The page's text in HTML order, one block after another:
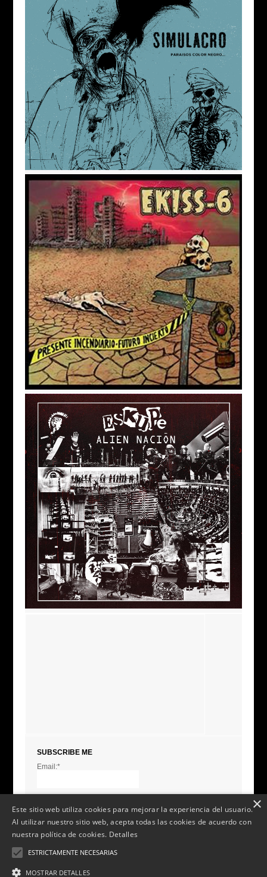
SUBSCRIBE ME
Email:*
Este sitio web utiliza cookies para mejorar la experiencia del usuario.
Al utilizar nuestro sitio web, acepta todas las cookies de acuerdo con
nuestra política de cookies. Detalles
ESTRICTAMENTE NECESARIAS
MOSTRAR DETALLES
×